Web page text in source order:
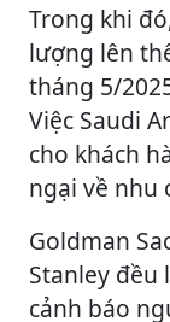
Trong khi
lượng lên
tháng 5/
Việc Saudi
cho khách
ngại về nhu
Goldman
Stanley đều
cảnh báo